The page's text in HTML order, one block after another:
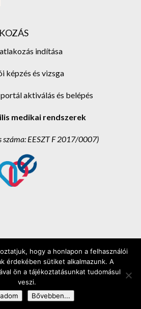
indítása
képzés és vizsga
aktiválás és belépés
medikai rendszerek
száma: EESZT F 2017/0007)
- Minden jog fenntartva! -
(62) 248-302 - Értékesítés: (1)
info@medmax.hu - Szívvel,
ötlettel!
hogy a honlapon a felhasználói
érdekében sütiket alkalmazunk. A
ön a tájékoztatásunkat tudomásul
veszi.
Bővebben...